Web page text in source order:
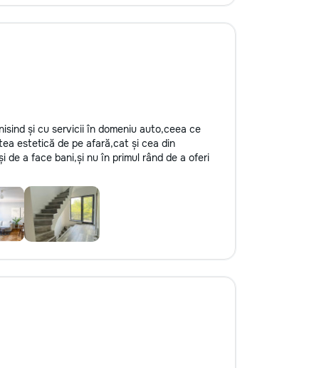
și cu servicii în domeniu auto,ceea ce
estetică de pe afară,cat și cea din
de a face bani,și nu în primul rând de a oferi